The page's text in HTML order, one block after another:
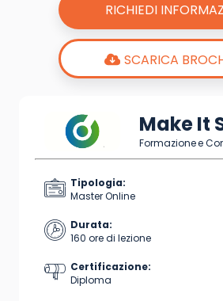
RICHIEDI
SCARICA
Make It
Formazione e
Tipologia:
Master Online
Durata:
160 ore di lezione
Certificazione:
Diploma